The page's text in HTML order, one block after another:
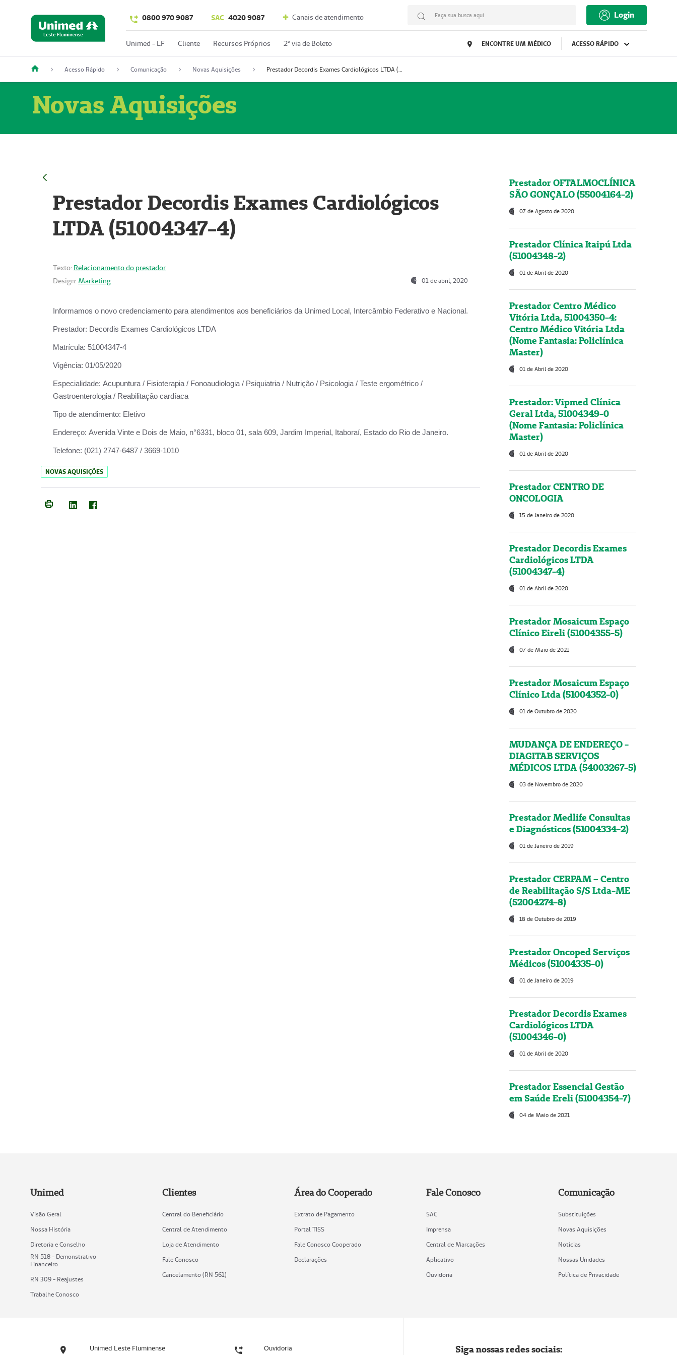
0800 970 9087 SAC 4020 9087 Canais de atendimento Faça sua busca aqui Login
Unimed - LF Cliente Recursos Próprios 2º via de Boleto ENCONTRE UM MÉDICO ACESSO RÁPIDO
Acesso Rápido Comunicação Novas Aquisições Prestador Decordis Exames Cardiológicos LTDA (51004347-4)
Novas Aquisições
Prestador Decordis Exames Cardiológicos
LTDA (51004347-4)
Texto: Relacionamento do prestador
Design: Marketing 01 de abril, 2020
Informamos o novo credenciamento para atendimentos aos beneficiários da Unimed Local, Intercâmbio Federativo e Nacional.
Prestador: Decordis Exames Cardiológicos LTDA
Matrícula: 51004347-4
Vigência: 01/05/2020
Especialidade: Acupuntura / Fisioterapia / Fonoaudiologia / Psiquiatria / Nutrição / Psicologia / Teste ergométrico /
Gastroenterologia / Reabilitação cardíaca
Tipo de atendimento: Eletivo
Endereço: Avenida Vinte e Dois de Maio, n°6331, bloco 01, sala 609, Jardim Imperial, Itaboraí, Estado do Rio de Janeiro.
Telefone: (021) 2747-6487 / 3669-1010
NOVAS AQUISIÇÕES
Prestador OFTALMOCLÍNICA
SÃO GONÇALO (55004164-2)
07 de Agosto de 2020
Prestador Clínica Itaipú Ltda
(51004348-2)
01 de Abril de 2020
Prestador Centro Médico
Vitória Ltda, 51004350-4:
Centro Médico Vitória Ltda
(Nome Fantasia: Policlínica
Master)
01 de Abril de 2020
Prestador: Vipmed Clínica
Geral Ltda, 51004349-0
(Nome Fantasia: Policlínica
Master)
01 de Abril de 2020
Prestador CENTRO DE
ONCOLOGIA
15 de Janeiro de 2020
Prestador Decordis Exames
Cardiológicos LTDA
(51004347-4)
01 de Abril de 2020
Prestador Mosaicum Espaço
Clínico Eireli (51004355-5)
07 de Maio de 2021
Prestador Mosaicum Espaço
Clínico Ltda (51004352-0)
01 de Outubro de 2020
MUDANÇA DE ENDEREÇO -
DIAGITAB SERVIÇOS
MÉDICOS LTDA (54003267-5)
03 de Novembro de 2020
Prestador Medlife Consultas
e Diagnósticos (51004334-2)
01 de Janeiro de 2019
Prestador CERPAM – Centro
de Reabilitação S/S Ltda-ME
(52004274-8)
18 de Outubro de 2019
Prestador Oncoped Serviços
Médicos (51004335-0)
01 de Janeiro de 2019
Prestador Decordis Exames
Cardiológicos LTDA
(51004346-0)
01 de Abril de 2020
Prestador Essencial Gestão
em Saúde Ereli (51004354-7)
04 de Maio de 2021
Unimed
Visão Geral
Nossa História
Diretoria e Conselho
RN 518 - Demonstrativo
Financeiro
RN 309 - Reajustes
Trabalhe Conosco
Clientes
Central do Beneficiário
Central de Atendimento
Loja de Atendimento
Fale Conosco
Cancelamento (RN 561)
Área do Cooperado
Extrato de Pagamento
Portal TISS
Fale Conosco Cooperado
Declarações
Fale Conosco
SAC
Imprensa
Central de Marcações
Aplicativo
Ouvidoria
Comunicação
Substituições
Novas Aquisições
Notícias
Nossas Unidades
Política de Privacidade
Unimed Leste Fluminense Ouvidoria Siga nossas redes sociais: